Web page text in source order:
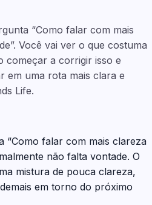
“Como falar com mais
Você vai ver o que costuma
começar a corrigir isso e
em uma rota mais clara e
Life.
“Como falar com mais clareza
não falta vontade. O
mistura de pouca clareza,
em torno do próximo